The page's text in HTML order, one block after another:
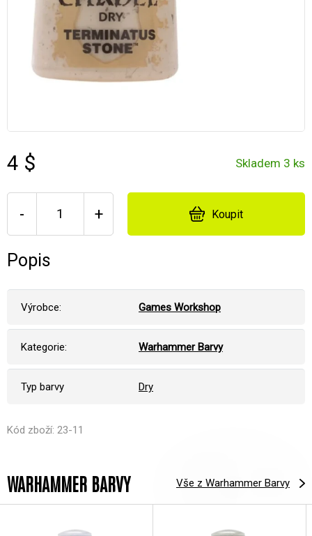
4 $ Skladem 3 ks
- + Koupit
Popis
Výrobce: Games Workshop
Kategorie: Warhammer Barvy
Typ barvy Dry
Kód zboží: 23-11
WARHAMMER BARVY Vše z Warhammer Barvy